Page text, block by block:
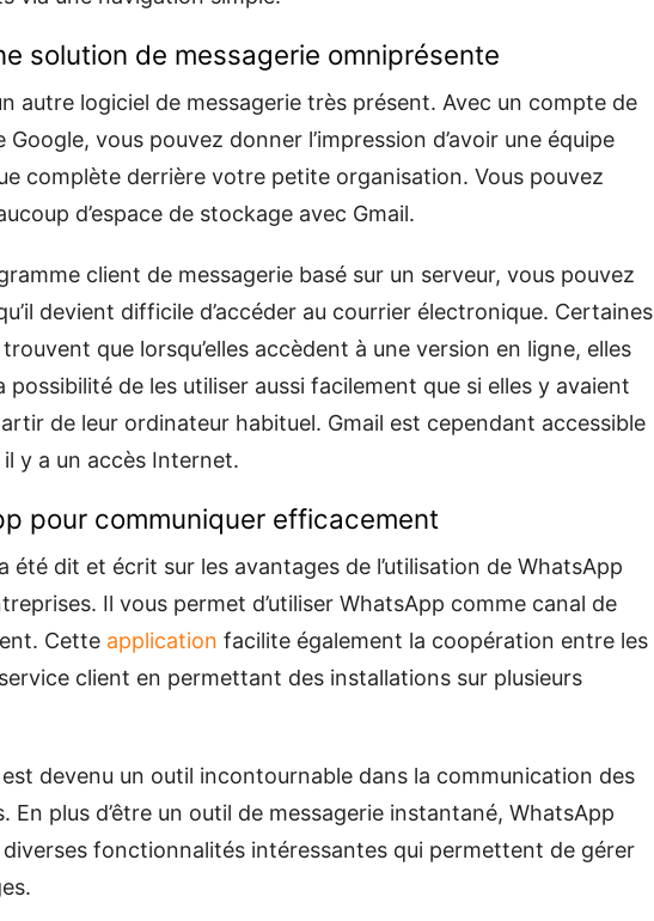
solution de messagerie omniprésente
autre logiciel de messagerie très présent. Avec un compte de
Google, vous pouvez donner l’impression d’avoir une équipe
complète derrière votre petite organisation. Vous pouvez
d’espace de stockage avec Gmail.
client de messagerie basé sur un serveur, vous pouvez
devient difficile d’accéder au courrier électronique. Certaines
que lorsqu’elles accèdent à une version en ligne, elles
possibilité de les utiliser aussi facilement que si elles y avaient
de leur ordinateur habituel. Gmail est cependant accessible
y a un accès Internet.
pour communiquer efficacement
été dit et écrit sur les avantages de l’utilisation de WhatsApp
Il vous permet d’utiliser WhatsApp comme canal de
Cette application facilite également la coopération entre les
client en permettant des installations sur plusieurs
devenu un outil incontournable dans la communication des
En plus d’être un outil de messagerie instantané, WhatsApp
fonctionnalités intéressantes qui permettent de gérer